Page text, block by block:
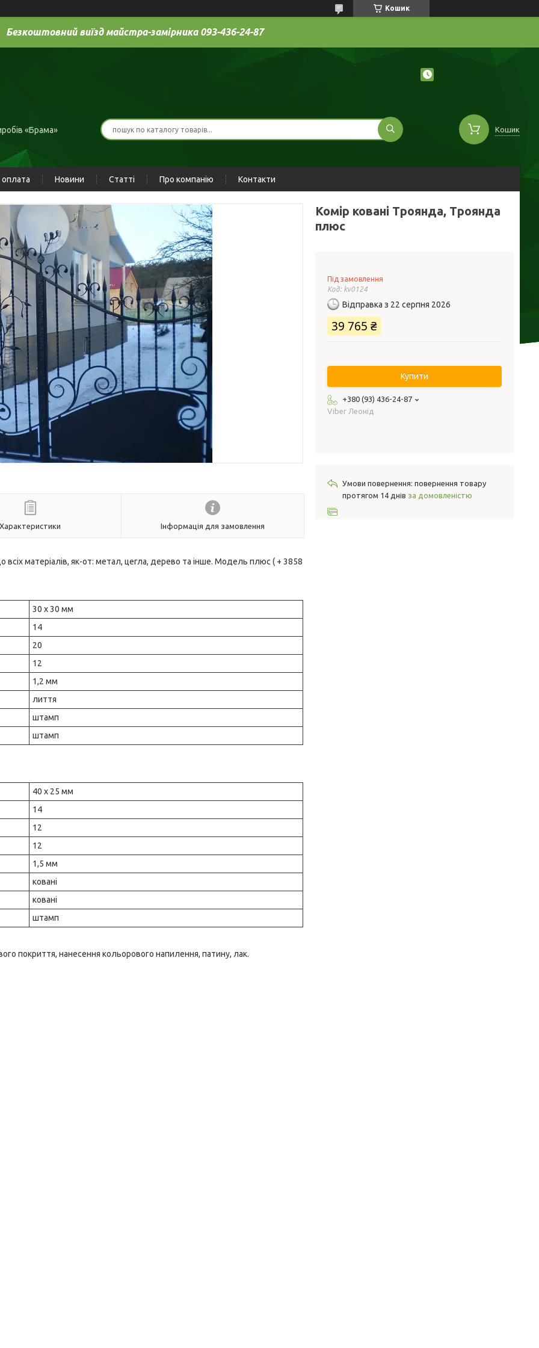
Кошик
Безкоштовний виїзд майстра-замірника 093-436-24-87
«Брама» Кошик
Новини Статті Про компанію Контакти
Характеристики Інформація для замовлення
матеріалів, як-от: метал, цегла, дерево та інше. Модель плюс ( + 3858
30 х 30 мм
14
20
12
1,2 мм
лиття
штамп
штамп
40 х 25 мм
14
12
12
1,5 мм
ковані
ковані
штамп
покриття, нанесення кольорового напилення, патину, лак.
Комір ковані Троянда, Троянда
плюс
Під замовлення
Код: kv0124
Відправка з 22 серпня 2026
39 765 ₴
Купити
+380 (93) 436-24-87
Viber Леонід
повернення товару
протягом 14 днів за домовленістю